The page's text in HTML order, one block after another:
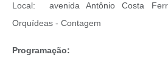
Local: avenida Antônio Costa
Orquídeas - Contagem
Programação: